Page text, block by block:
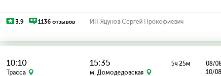
3.9 1136 отзывов ИП Яцунов Сергей Прокофиевич
10:10
Трасса
15:35
м. Домодедовская
5ч 25м
08/
10/